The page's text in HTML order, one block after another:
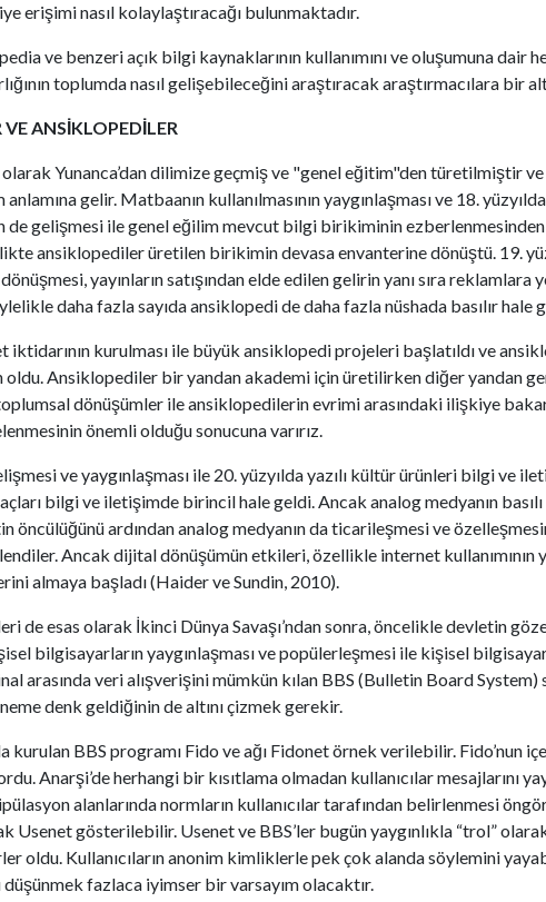
erişimi nasıl kolaylaştıracağı bulunmaktadır.
ve benzeri açık bilgi kaynaklarının kullanımını ve oluşumuna
toplumda nasıl gelişebileceğini araştıracak araştırmacılara bir
ANSİKLOPEDİLER
Yunanca’dan dilimize geçmiş ve "genel eğitim"den türetilmiştir
gelir. Matbaanın kullanılmasının yaygınlaşması ve 18.
gelişmesi ile genel eğilim mevcut bilgi birikiminin
ansiklopediler üretilen birikimin devasa envanterine dönüştü. 19.
yayınların satışından elde edilen gelirin yanı sıra reklamlara
daha fazla sayıda ansiklopedi de daha fazla nüshada basılır hale
iktidarının kurulması ile büyük ansiklopedi projeleri başlatıldı ve
Ansiklopediler bir yandan akademi için üretilirken diğer yandan
dönüşümler ile ansiklopedilerin evrimi arasındaki ilişkiye
önemli olduğu sonucuna varırız.
ve yaygınlaşması ile 20. yüzyılda yazılı kültür ürünleri bilgi ve
bilgi ve iletişimde birincil hale geldi. Ancak analog medyanın
öncülüğünü ardından analog medyanın da ticarileşmesi ve
Ancak dijital dönüşümün etkileri, özellikle internet kullanımının
almaya başladı (Haider ve Sundin, 2010).
esas olarak İkinci Dünya Savaşı’ndan sonra, öncelikle devletin
bilgisayarların yaygınlaşması ve popülerleşmesi ile kişisel
arasında veri alışverişini mümkün kılan BBS (Bulletin Board System)
denk geldiğinin de altını çizmek gerekir.
kurulan BBS programı Fido ve ağı Fidonet örnek verilebilir. Fido’nun
Anarşi’de herhangi bir kısıtlama olmadan kullanıcılar mesajlarını
alanlarında normların kullanıcılar tarafından belirlenmesi
Usenet gösterilebilir. Usenet ve BBS’ler bugün yaygınlıkla “trol”
oldu. Kullanıcıların anonim kimliklerle pek çok alanda söylemini
düşünmek fazlaca iyimser bir varsayım olacaktır.